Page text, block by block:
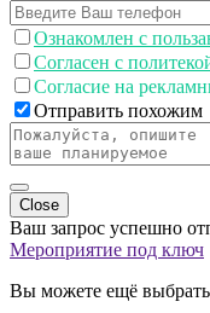
Ознакомлен с
Согласен с
Согласие на
Отправить похожим
Close
Ваш запрос успешно
Мероприятие под ключ
Вы можете ещё выбрать